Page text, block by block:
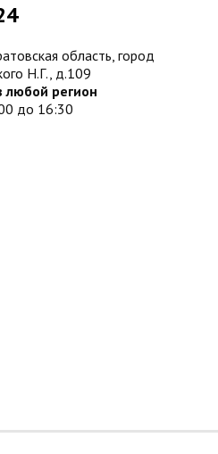
область, город
Н.Г., д.109
любой регион
до 16:30